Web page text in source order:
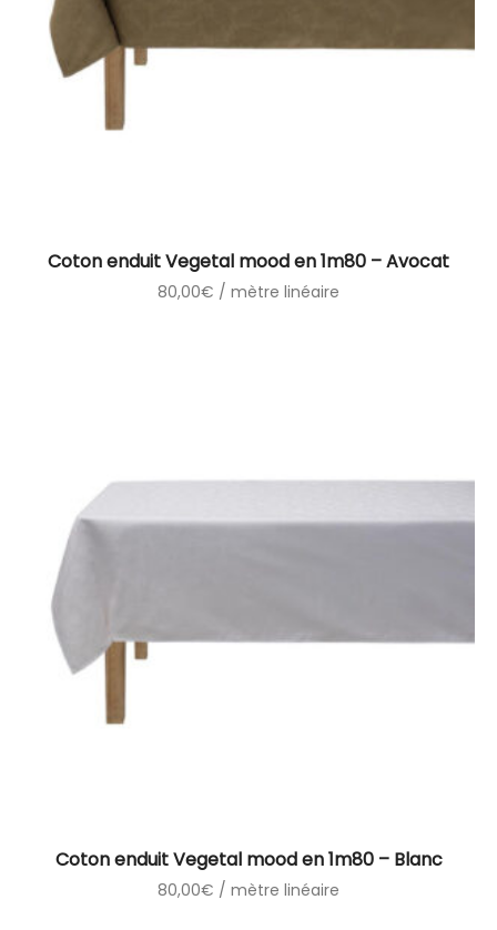
Coton enduit Vegetal mood en 1m80 – Avocat
80,00€ / mètre linéaire
Coton enduit Vegetal mood en 1m80 – Blanc
80,00€ / mètre linéaire